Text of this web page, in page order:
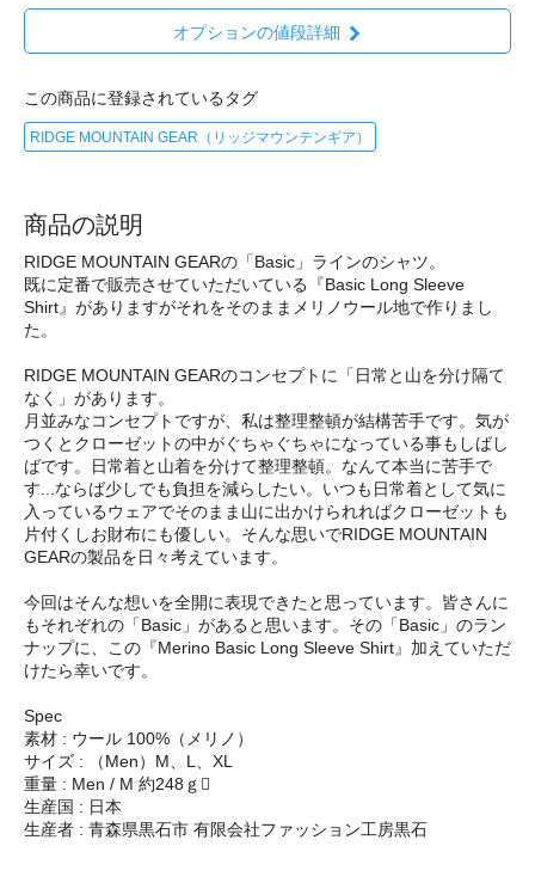
オプションの値段詳細
この商品に登録されているタグ
RIDGE MOUNTAIN GEAR（リッジマウンテンギア）
商品の説明
RIDGE MOUNTAIN GEARの「Basic」ラインのシャツ。
既に定番で販売させていただいている『Basic Long Sleeve
Shirt』がありますがそれをそのままメリノウール地で作りまし
た。
RIDGE MOUNTAIN GEARのコンセプトに「日常と山を分け隔て
なく」があります。
月並みなコンセプトですが、私は整理整頓が結構苦手です。気が
つくとクローゼットの中がぐちゃぐちゃになっている事もしばし
ばです。日常着と山着を分けて整理整頓。なんて本当に苦手で
す...ならば少しでも負担を減らしたい。いつも日常着として気に
入っているウェアでそのまま山に出かけられればクローゼットも
片付くしお財布にも優しい。そんな思いでRIDGE MOUNTAIN
GEARの製品を日々考えています。
今回はそんな想いを全開に表現できたと思っています。皆さんに
もそれぞれの「Basic」があると思います。その「Basic」のラン
ナップに、この『Merino Basic Long Sleeve Shirt』加えていただ
けたら幸いです。
Spec
素材 : ウール 100%（メリノ）
サイズ : （Men）M、L、XL
重量 : Men / M 約248ｇ
生産国 : 日本
生産者 : 青森県黒石市 有限会社ファッション工房黒石